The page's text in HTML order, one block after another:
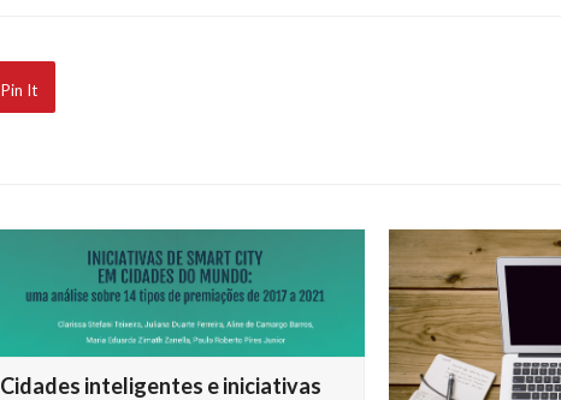
Pin It
Cidades inteligentes e iniciativas